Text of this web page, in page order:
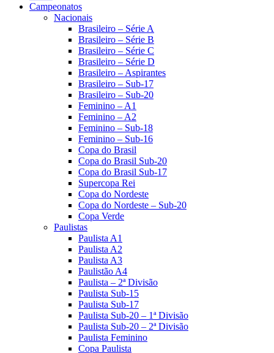
Campeonatos
Nacionais
Brasileiro – Série A
Brasileiro – Série B
Brasileiro – Série C
Brasileiro – Série D
Brasileiro – Aspirantes
Brasileiro – Sub-17
Brasileiro – Sub-20
Feminino – A1
Feminino – A2
Feminino – Sub-18
Feminino – Sub-16
Copa do Brasil
Copa do Brasil Sub-20
Copa do Brasil Sub-17
Supercopa Rei
Copa do Nordeste
Copa do Nordeste – Sub-20
Copa Verde
Paulistas
Paulista A1
Paulista A2
Paulista A3
Paulistão A4
Paulista – 2ª Divisão
Paulista Sub-15
Paulista Sub-17
Paulista Sub-20 – 1ª Divisão
Paulista Sub-20 – 2ª Divisão
Paulista Feminino
Copa Paulista